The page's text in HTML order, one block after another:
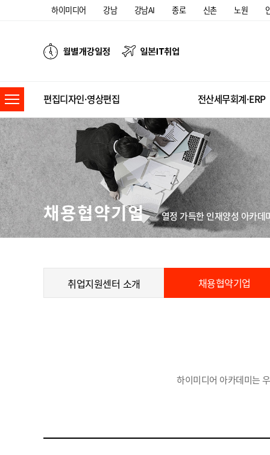
하이미디어 강남 강남AI 종로 신촌 노원
편집디자인·영상편집 전산세무회계·ERP
채용협약기업 열정 가득한 인재양성 아카데
취업지원센터 소개 채용협약기업
하이미디어 아카데미는